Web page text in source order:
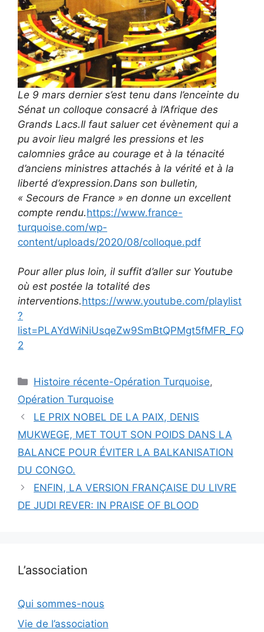
Le 9 mars dernier s’est tenu dans l’enceinte du
Sénat un colloque consacré à l’Afrique des
Grands Lacs.Il faut saluer cet évènement qui a
pu avoir lieu malgré les pressions et les
calomnies grâce au courage et à la ténacité
d’anciens ministres attachés à la vérité et à la
liberté d’expression.Dans son bulletin,
« Secours de France » en donne un excellent
compte rendu.https://www.france-
turquoise.com/wp-
content/uploads/2020/08/colloque.pdf
Pour aller plus loin, il suffit d’aller sur Youtube
où est postée la totalité des
interventions.https://www.youtube.com/playlist
?
list=PLAYdWiNiUsqeZw9SmBtQPMgt5fMFR_FQ
2
Catégories
Histoire récente-Opération Turquoise,
Opération Turquoise
LE PRIX NOBEL DE LA PAIX, DENIS
MUKWEGE, MET TOUT SON POIDS DANS LA
BALANCE POUR ÉVITER LA BALKANISATION
DU CONGO.
ENFIN, LA VERSION FRANÇAISE DU LIVRE
DE JUDI REVER: IN PRAISE OF BLOOD
L’association
Qui sommes-nous
Vie de l’association